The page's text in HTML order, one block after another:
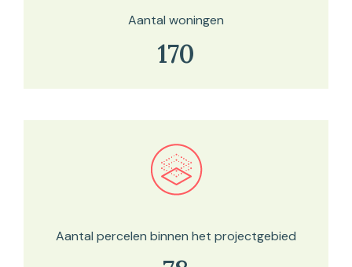
Aantal woningen
170
Bekijk in onze kaartviewer
Aantal percelen binnen het projectgebied